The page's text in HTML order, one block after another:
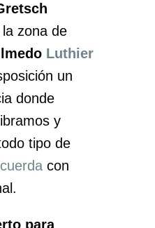
zona de
Luthier
un
donde
y
tipo de
cuerdacon
para